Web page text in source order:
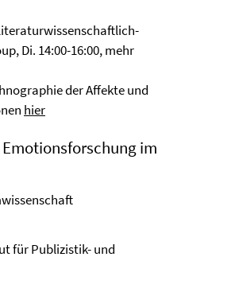
Di. 14:00-16:00, mehr
der Affekte und
hier
im
für Publizistik- und